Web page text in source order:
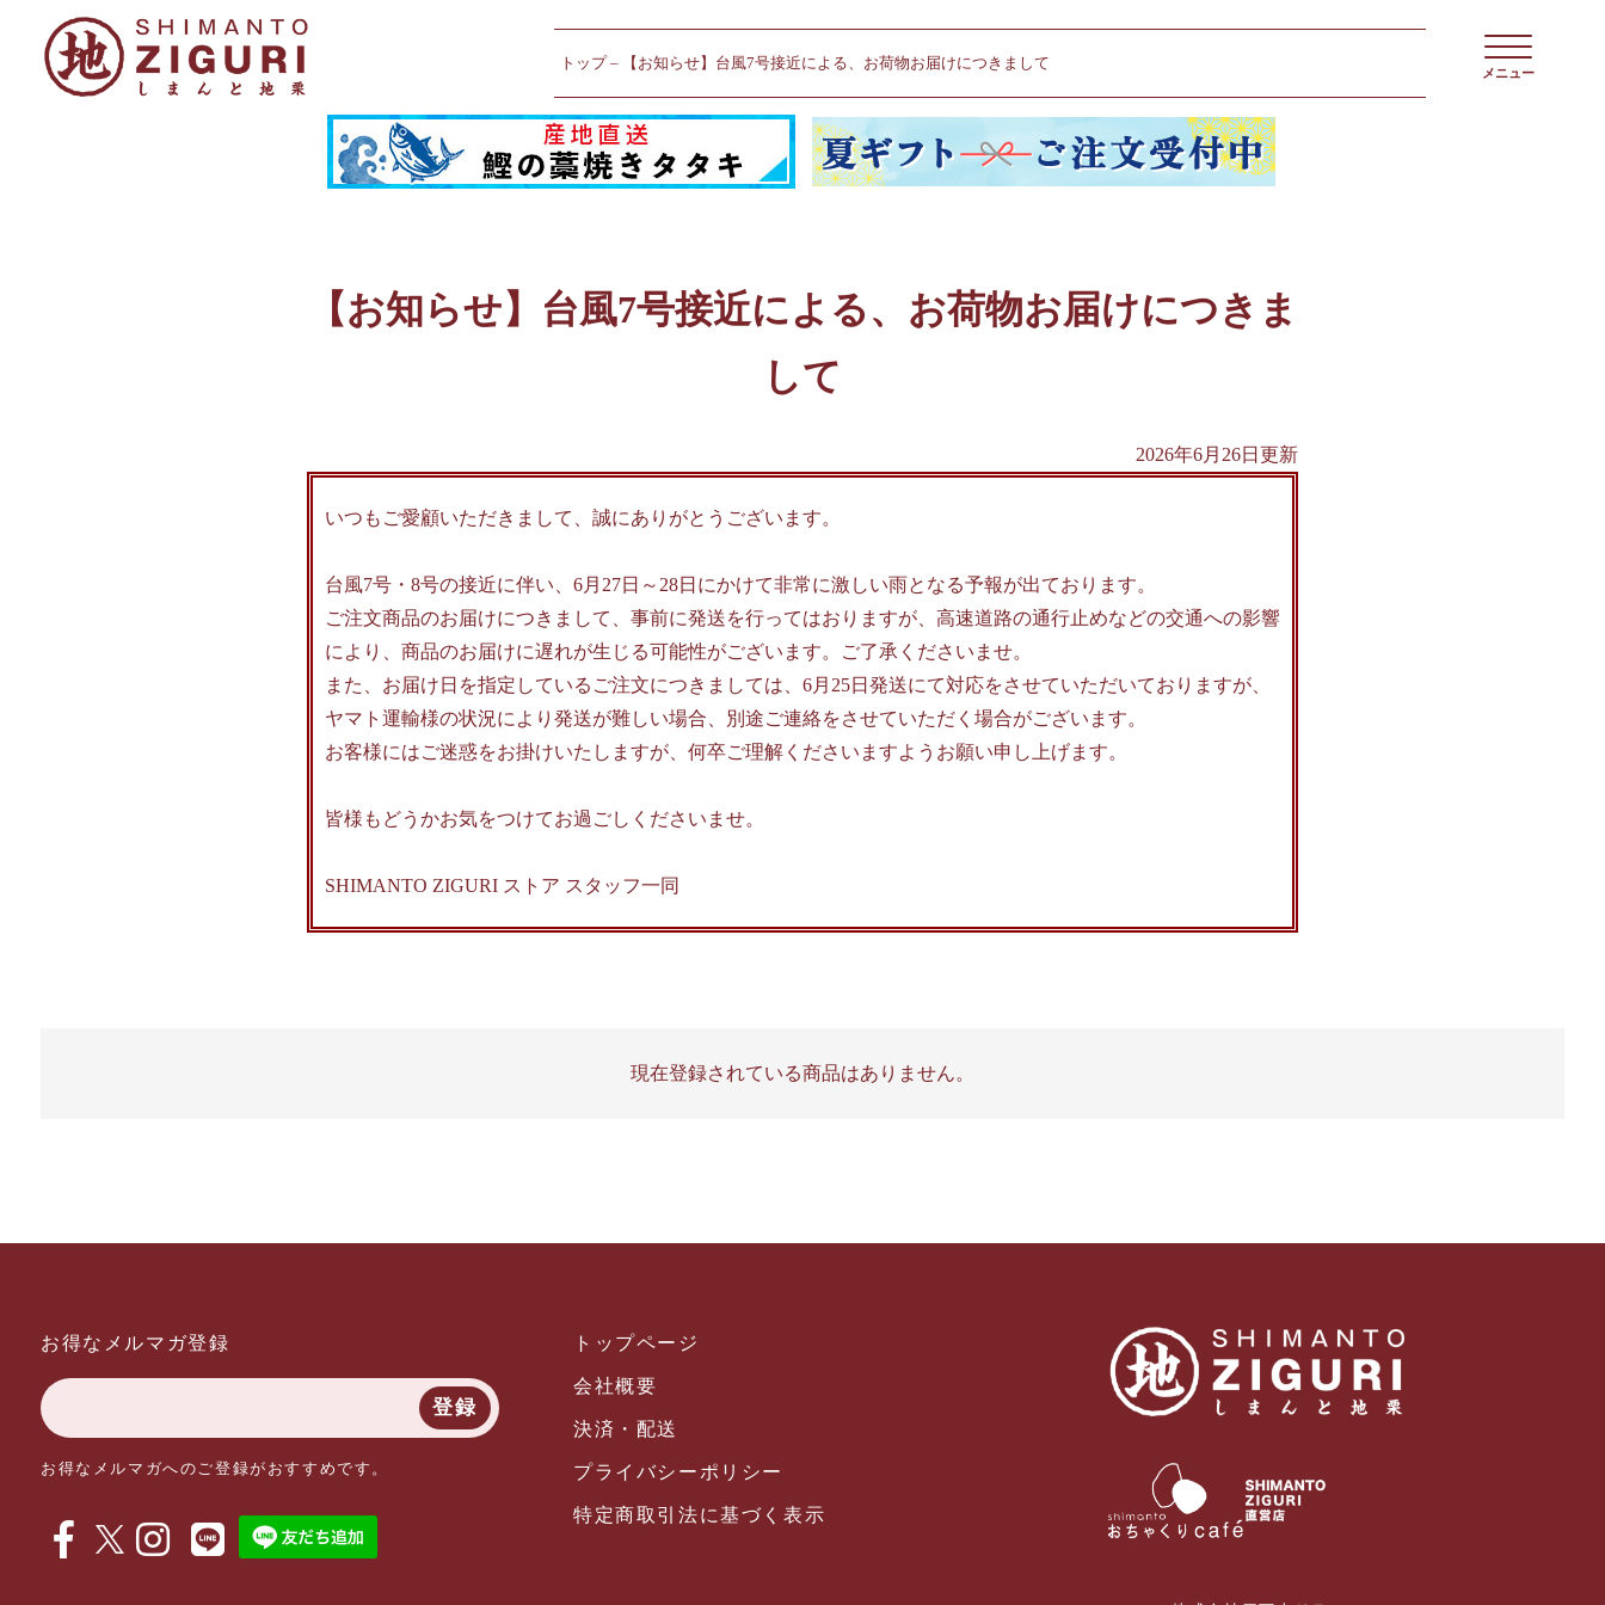
トップ 【お知らせ】台風7号接近による、お荷物お届けにつきまして
メニュー
【お知らせ】台風7号接近による、お荷物お届けにつきま
して
2026年6月26日更新
いつもご愛顧いただきまして、誠にありがとうございます。
台風7号・8号の接近に伴い、6月27日～28日にかけて非常に激しい雨となる予報が出ております。
ご注文商品のお届けにつきまして、事前に発送を行ってはおりますが、高速道路の通行止めなどの交通への影響
により、商品のお届けに遅れが生じる可能性がございます。ご了承くださいませ。
また、お届け日を指定しているご注文につきましては、6月25日発送にて対応をさせていただいておりますが、
ヤマト運輸様の状況により発送が難しい場合、別途ご連絡をさせていただく場合がございます。
お客様にはご迷惑をお掛けいたしますが、何卒ご理解くださいますようお願い申し上げます。
皆様もどうかお気をつけてお過ごしくださいませ。
SHIMANTO ZIGURI ストア スタッフ一同
現在登録されている商品はありません。
お得なメルマガ登録
登録
お得なメルマガへのご登録がおすすめです。
トップページ
会社概要
決済・配送
プライバシーポリシー
特定商取引法に基づく表示